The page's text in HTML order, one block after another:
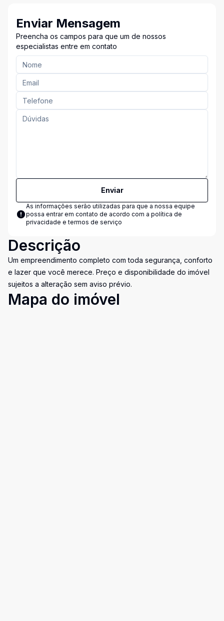
Enviar Mensagem
Preencha os campos para que um de nossos
especialistas entre em contato
Enviar
As informações serão utilizadas para que a nossa equipe
possa entrar em contato de acordo com a política de
privacidade e termos de serviço
Descrição
Um empreendimento completo com toda segurança, conforto
e lazer que você merece. Preço e disponibilidade do imóvel
sujeitos a alteração sem aviso prévio.
Mapa do imóvel